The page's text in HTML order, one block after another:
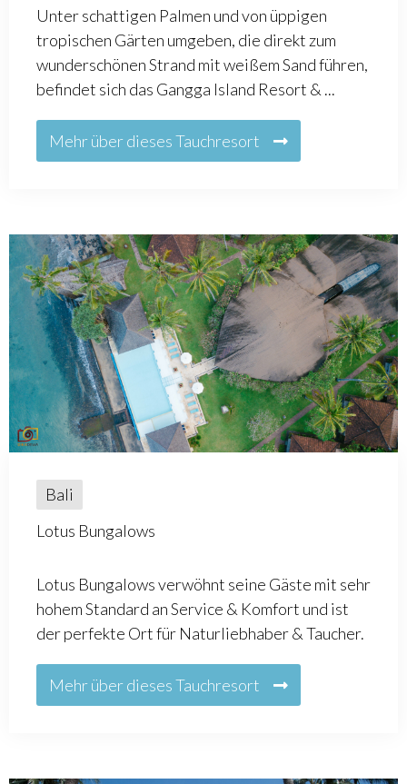
Unter schattigen Palmen und von üppigen
tropischen Gärten umgeben, die direkt zum
wunderschönen Strand mit weißem Sand führen,
befindet sich das Gangga Island Resort & ...
Mehr über dieses Tauchresort
Bali
Lotus Bungalows
Lotus Bungalows verwöhnt seine Gäste mit sehr
hohem Standard an Service & Komfort und ist
der perfekte Ort für Naturliebhaber & Taucher.
Mehr über dieses Tauchresort